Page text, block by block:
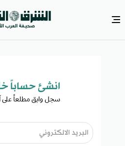
انشئ حساباً
سجل وابق مطلعاً على